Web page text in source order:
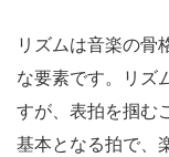
リズムは音楽の骨
な要素です。リズ
すが、表拍を掴む
基本となる拍で、